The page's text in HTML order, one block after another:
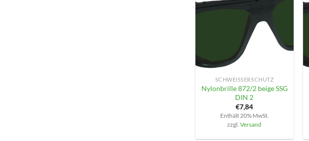
+
SCHWEISSERSCHUTZ
Nylonbrille 872/2 beige SSG
DIN 2
€7,84
Enthält 20% MwSt.
zzgl.Versand